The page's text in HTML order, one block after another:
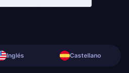
Inglés Castellano